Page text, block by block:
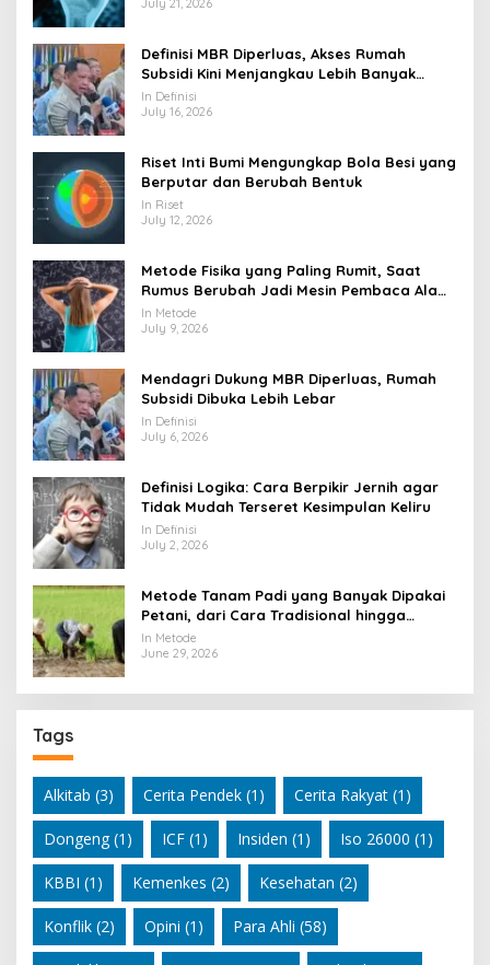
Definisi MBR Diperluas, Akses Rumah
Subsidi Kini Menjangkau Lebih Banyak
Warga
In Definisi
July 16, 2026
Riset Inti Bumi Mengungkap Bola Besi yang
Berputar dan Berubah Bentuk
In Riset
July 12, 2026
Metode Fisika yang Paling Rumit, Saat
Rumus Berubah Jadi Mesin Pembaca Alam
Semesta
In Metode
July 9, 2026
Mendagri Dukung MBR Diperluas, Rumah
Subsidi Dibuka Lebih Lebar
In Definisi
July 6, 2026
Definisi Logika: Cara Berpikir Jernih agar
Tidak Mudah Terseret Kesimpulan Keliru
In Definisi
July 2, 2026
Metode Tanam Padi yang Banyak Dipakai
Petani, dari Cara Tradisional hingga
Modern
In Metode
June 29, 2026
Tags
Alkitab (3) Cerita Pendek (1) Cerita Rakyat (1)
Dongeng(1) ICF (1) Insiden (1) Iso 26000 (1)
KBBI (1) Kemenkes (2) Kesehatan (2)
Konflik (2) Opini (1) Para Ahli (58)